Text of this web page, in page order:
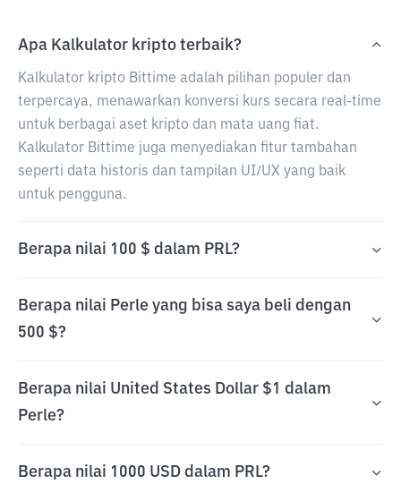
Apa Kalkulator kripto terbaik?
Kalkulator kripto Bittime adalah pilihan populer dan
terpercaya, menawarkan konversi kurs secara real-time
untuk berbagai aset kripto dan mata uang fiat.
Kalkulator Bittime juga menyediakan fitur tambahan
seperti data historis dan tampilan UI/UX yang baik
untuk pengguna.
Berapa nilai 100 $ dalam PRL?
Berapa nilai Perle yang bisa saya beli dengan
500 $?
Berapa nilai United States Dollar $1 dalam
Perle?
Berapa nilai 1000 USD dalam PRL?